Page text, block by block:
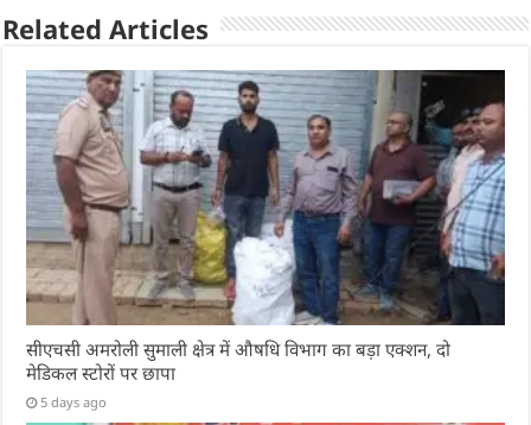
k
Related Articles
सीएचसी अमरोली सुमाली क्षेत्र में औषधि विभाग का बड़ा एक्शन, दो
मेडिकल स्टोरों पर छापा
5 days ago